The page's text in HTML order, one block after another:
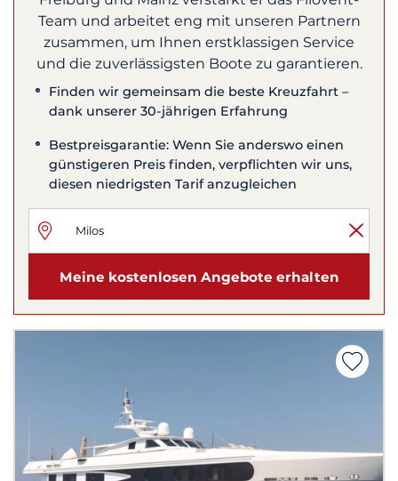
Team und arbeitet eng mit unseren Partnern
zusammen, um Ihnen erstklassigen Service
und die zuverlässigsten Boote zu garantieren.
Finden wir gemeinsam die beste Kreuzfahrt –
dank unserer 30-jährigen Erfahrung
Bestpreisgarantie: Wenn Sie anderswo einen
günstigeren Preis finden, verpflichten wir uns,
diesen niedrigsten Tarif anzugleichen
Meine kostenlosen Angebote erhalten